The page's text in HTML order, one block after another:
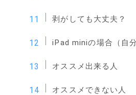
剥がしても大丈夫？
iPad miniの場合（自
オススメ出来る人
オススメできない人